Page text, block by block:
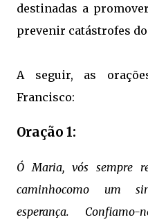
destinadas a
prevenir catástrofes
A seguir, as
Francisco:
Oração 1:
Ó Maria, vós sempre
caminhocomo um
esperança.